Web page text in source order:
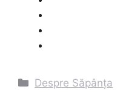
Categories
Despre Săpânța